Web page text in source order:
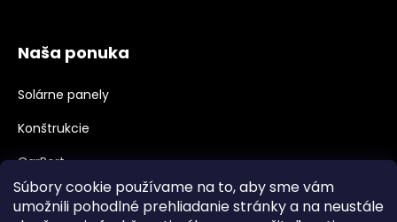
Súbory cookie používame na to, aby sme vám
umožnili pohodlné prehliadanie stránky a na neustále
Naša ponuka
Solárne panely
Konštrukcie
CarPort
Meniče, Príslušenstvo